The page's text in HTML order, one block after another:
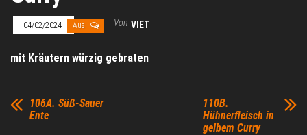
04/02/2024 Aus Von VIET
mit Kräutern würzig gebraten
106A. Süß-Sauer
Ente
110B.
Hühnerfleisch in
gelbem Curry